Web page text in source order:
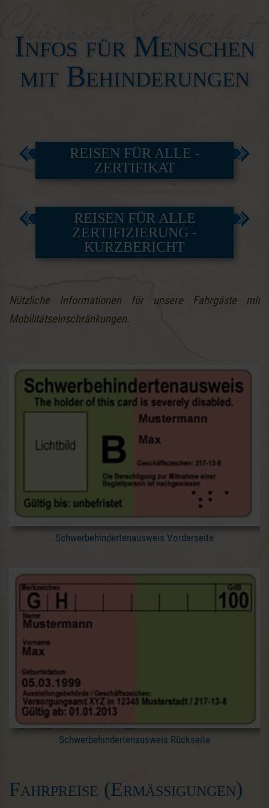
Infos für Menschen
mit Behinderungen
REISEN FÜR ALLE -
ZERTIFIKAT
REISEN FÜR ALLE
ZERTIFIZIERUNG -
KURZBERICHT
Nützliche Informationen für unsere Fahrgäste mit
Mobilitätseinschränkungen.
Schwerbehindertenausweis Vorderseite
Schwerbehindertenausweis Rückseite
Fahrpreise (Ermäßigungen)